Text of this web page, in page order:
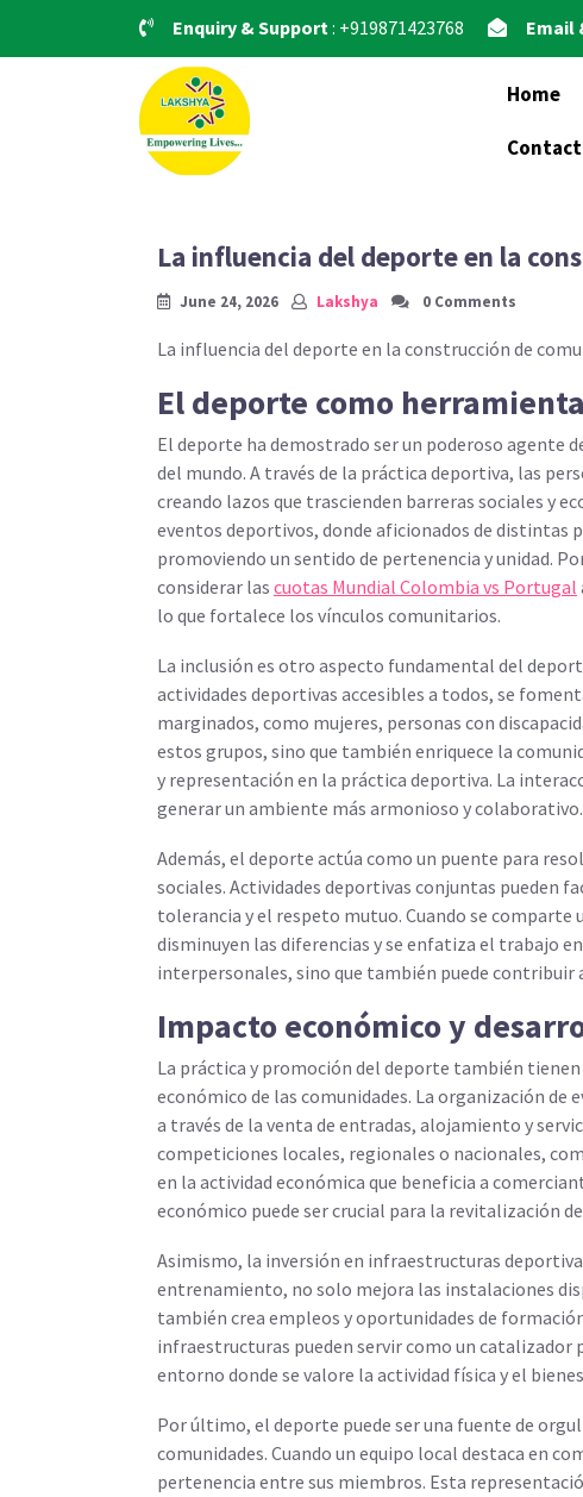
Enquiry & Support: +919871423768 Email
Home
Contact
La influencia del deporte en la
June 24, 2026 Lakshya 0 Comments
La influencia del deporte en la construcción de
El deporte como
El deporte ha demostrado ser un poderoso agente
del mundo. A través de la práctica deportiva, las
creando lazos que trascienden barreras sociales y
eventos deportivos, donde aficionados de distintas
promoviendo un sentido de pertenencia y unidad.
considerar las cuotas Mundial Colombia vs Portugal
lo que fortalece los vínculos comunitarios.
La inclusión es otro aspecto fundamental del
actividades deportivas accesibles a todos, se
marginados, como mujeres, personas con
estos grupos, sino que también enriquece la
y representación en la práctica deportiva. La
generar un ambiente más armonioso y colaborativo.
Además, el deporte actúa como un puente para
sociales. Actividades deportivas conjuntas pueden
tolerancia y el respeto mutuo. Cuando se
disminuyen las diferencias y se enfatiza el trabajo
interpersonales, sino que también puede contribuir
Impacto económico y
La práctica y promoción del deporte también
económico de las comunidades. La organización
a través de la venta de entradas, alojamiento y
competiciones locales, regionales o nacionales,
en la actividad económica que beneficia a
económico puede ser crucial para la revitalización
Asimismo, la inversión en infraestructuras
entrenamiento, no solo mejora las instalaciones
también crea empleos y oportunidades de
infraestructuras pueden servir como un catalizador
entorno donde se valore la actividad física y el
Por último, el deporte puede ser una fuente de
comunidades. Cuando un equipo local destaca en
pertenencia entre sus miembros. Esta